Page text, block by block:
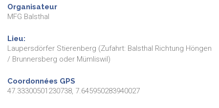
Organisateur
MFG Balsthal
Lieu:
Laupersdörfer Stierenberg (Zufahrt: Balsthal Richtung Höngen
/ Brunnersberg oder Mümliswil)
Coordonnées GPS
47.33300501230738, 7.645950283940027